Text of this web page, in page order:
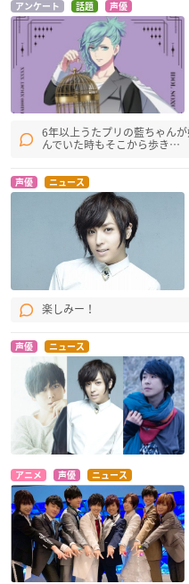
アンケート 話題 声優
6年以上うたプリの藍ちゃん
んでいた時もそこから歩き…
声優 ニュース
楽しみー！
声優 ニュース
アニメ 声優 ニュース